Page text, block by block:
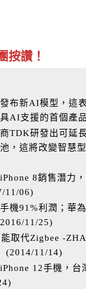
按讚！
布新AI模型，這
AI支援的首個產品
TDK研發出可延
，這將改變智慧
8銷售潛力
11/06)
機91%利潤；華
2016/11/25)
取代Zigbee -
(2014/11/14)
12手機，台
)